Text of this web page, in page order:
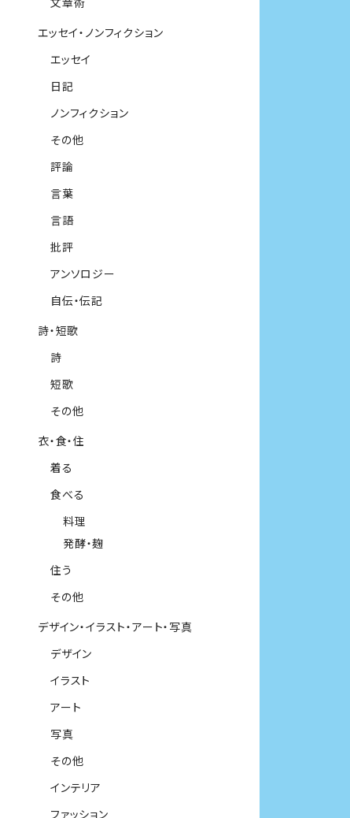
文章術
エッセイ・ノンフィクション
エッセイ
日記
ノンフィクション
その他
評論
言葉
言語
批評
アンソロジー
自伝・伝記
詩・短歌
詩
短歌
その他
衣・食・住
着る
食べる
料理
発酵・麹
住う
その他
デザイン・イラスト・アート・写真
デザイン
イラスト
アート
写真
その他
インテリア
ファッション